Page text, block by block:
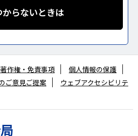
らないときは
作権・免責事項
個人情報の保護
ご意見ご提案
ウェブアクセシビリテ